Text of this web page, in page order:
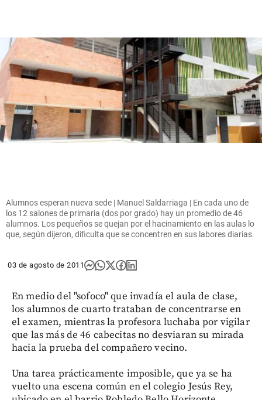
Alumnos esperan nueva sede | Manuel Saldarriaga | En cada uno de
los 12 salones de primaria (dos por grado) hay un promedio de 46
alumnos. Los pequeños se quejan por el hacinamiento en las aulas lo
que, según dijeron, dificulta que se concentren en sus labores diarias.
03 de agosto de 2011
En medio del "sofoco" que invadía el aula de clase,
los alumnos de cuarto trataban de concentrarse en
el examen, mientras la profesora luchaba por vigilar
que las más de 46 cabecitas no desviaran su mirada
hacia la prueba del compañero vecino.
Una tarea prácticamente imposible, que ya se ha
vuelto una escena común en el colegio Jesús Rey,